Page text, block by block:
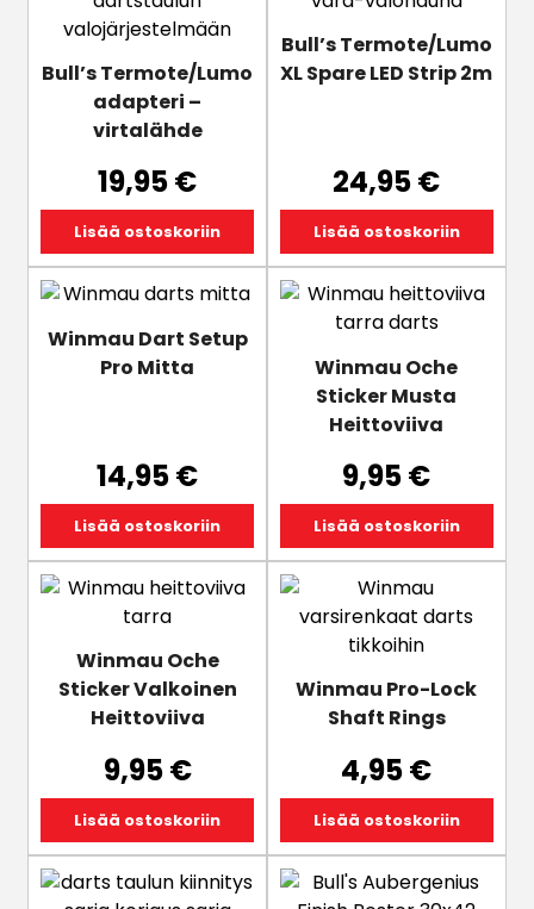
Bull’s Termote/Lumo
adapteri –
virtalähde
19,95€
Lisää ostoskoriin
Bull’s Termote/Lumo
XL Spare LED Strip 2m
24,95€
Lisää ostoskoriin
Winmau Dart Setup
Pro Mitta
14,95€
Lisää ostoskoriin
Winmau Oche
Sticker Musta
Heittoviiva
9,95€
Lisää ostoskoriin
Winmau Oche
Sticker Valkoinen
Heittoviiva
9,95€
Lisää ostoskoriin
Winmau Pro-Lock
Shaft Rings
4,95€
Lisää ostoskoriin